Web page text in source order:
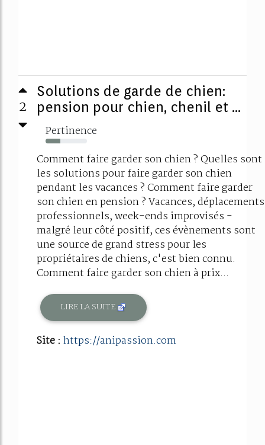
2
Solutions de garde de chien:
pension pour chien, chenil et ...
Pertinence
36%
Comment faire garder son chien ? Quelles sont
les solutions pour faire garder son chien
pendant les vacances ? Comment faire garder
son chien en pension ? Vacances, déplacements
professionnels, week-ends improvisés -
malgré leur côté positif, ces évènements sont
une source de grand stress pour les
propriétaires de chiens, c'est bien connu.
Comment faire garder son chien à prix...
LIRE LA SUITE
Site : https://anipassion.com